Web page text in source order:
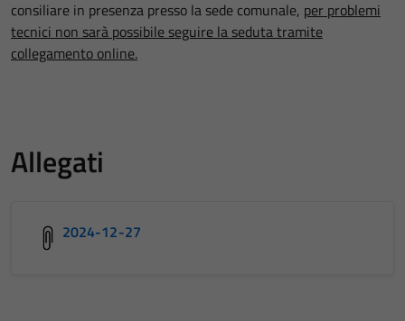
consiliare in presenza presso la sede comunale, per problemi
tecnici non sarà possibile seguire la seduta tramite
collegamento online.
Allegati
2024-12-27